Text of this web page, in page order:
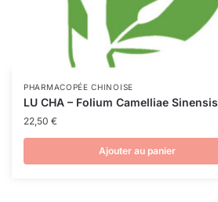
PHARMACOPÉE CHINOISE
LU CHA – Folium Camelliae Sinensis
22,50 €
Ajouter au panier